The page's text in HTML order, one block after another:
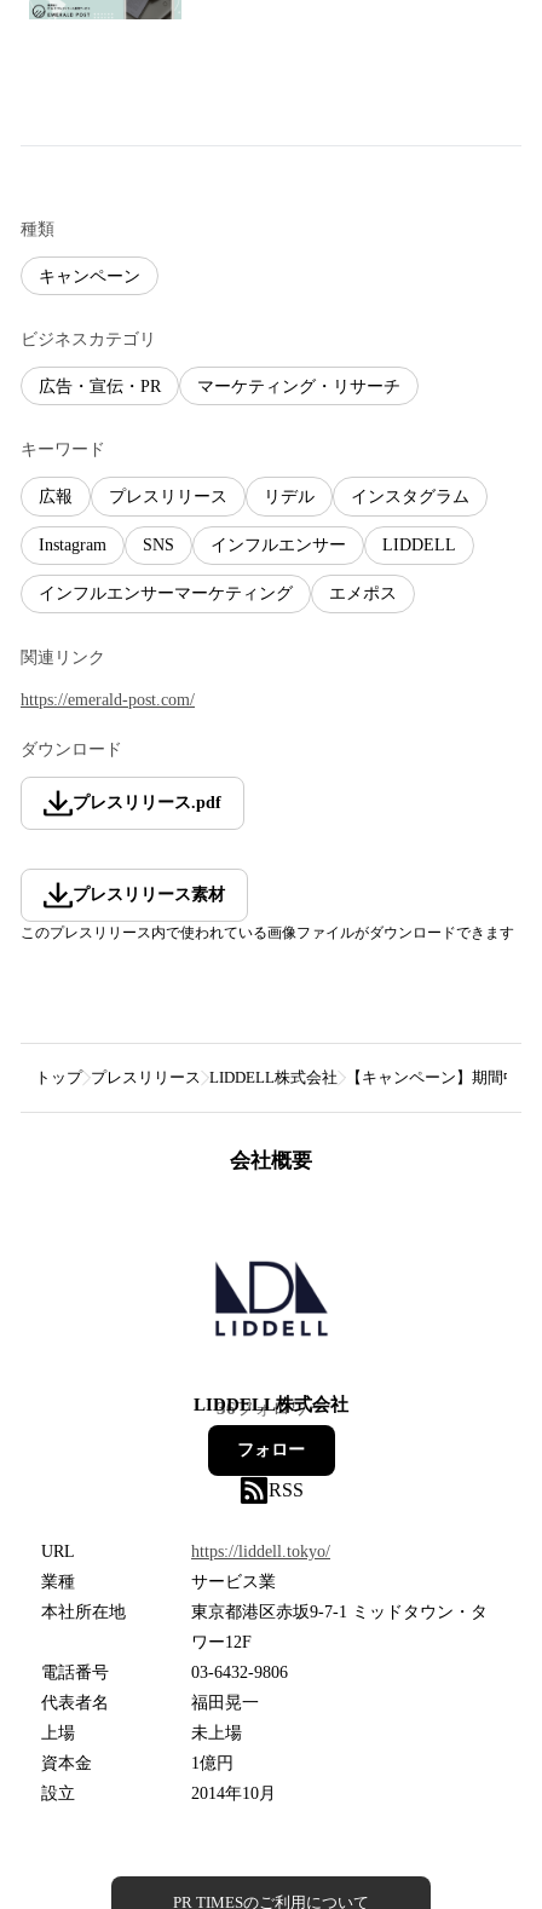
種類
キャンペーン
ビジネスカテゴリ
広告・宣伝・PR マーケティング・リサーチ
キーワード
広報 プレスリリース リデル インスタグラム
Instagram SNS インフルエンサー LIDDELL
インフルエンサーマーケティング エメポス
関連リンク
https://emerald-post.com/
ダウンロード
プレスリリース.pdf
プレスリリース素材
このプレスリリース内で使われている画像ファイルがダウンロードできます
トップ プレスリリース LIDDELL株式会社 【キャンペーン】期間中
会社概要
LIDDELL株式会社
36フォロワー
フォロー
RSS
URL
https://liddell.tokyo/
業種
サービス業
本社所在地
東京都港区赤坂9-7-1 ミッドタウン・タ
ワー12F
電話番号
03-6432-9806
代表者名
福田晃一
上場
未上場
資本金
1億円
設立
2014年10月
PR TIMESのご利用について